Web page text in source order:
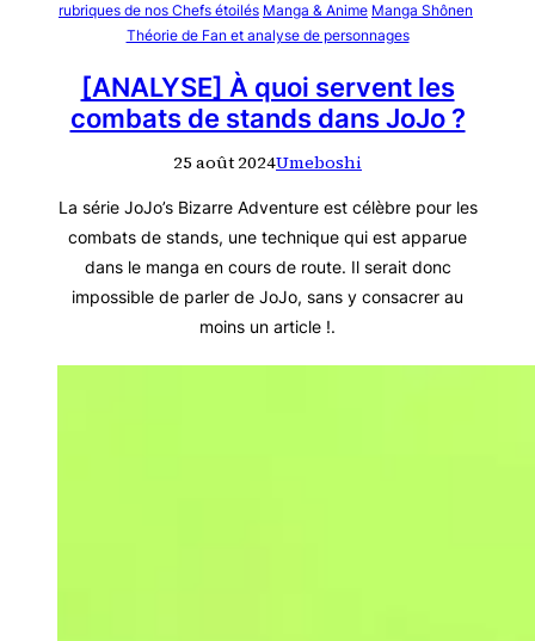
rubriques de nos Chefs étoilés Manga & Anime Manga Shônen
Théorie de Fan et analyse de personnages
[ANALYSE] À quoi servent les
combats de stands dans JoJo ?
25 août 2024Umeboshi
La série JoJo’s Bizarre Adventure est célèbre pour les
combats de stands, une technique qui est apparue
dans le manga en cours de route. Il serait donc
impossible de parler de JoJo, sans y consacrer au
moins un article !.